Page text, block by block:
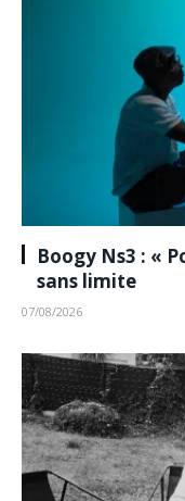
Boogy Ns3 : «
sans limite
07/08/2026